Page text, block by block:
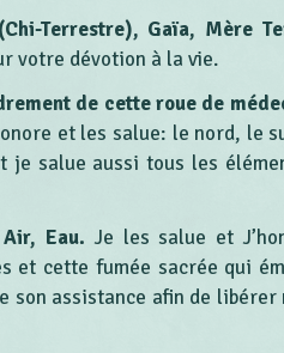
Terrestre), Gaïa, Mère
votre dévotion à la vie.
de cette roue de
et les salue: le nord, le
je salue aussi tous les
Eau. Je les salue et
cette fumée sacrée qui
son assistance afin de libérer